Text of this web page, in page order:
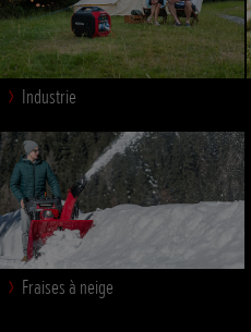
Industrie
Fraises à neige